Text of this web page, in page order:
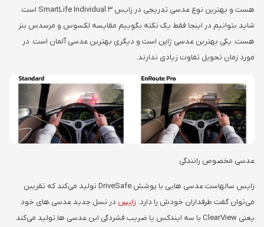
هست و بهترین نوع عدسی تدریجی در زایس SmartLife Individual 3 است.
شاید بتوانیم در اینجا فقط یک نکته بگوییم مقایسه لکسوس و مرسدس بنز
هست. یکی بهترین عدسی ژاپن است و دیگری بهترین عدسی آلمان است. در
مورد زمان تحویل تفاوت زیادی ندارند.
عدسی مخصوص رانندگی
زایس سالهاست عدسی هایی با پوشش DriveSafe تولید می‌کند که تقریبن
می‌توان گفت طرفداران خودش را دارد. زایس در نسل جدید عدسی های خود
یعنی ClearView با سه ایندکس یا ضریب فشردگی این عدسی ها تولید می‌کند